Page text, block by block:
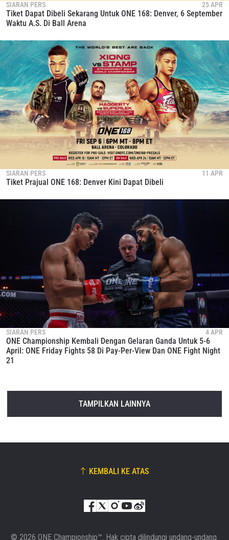
SIARAN PERS 25 APR
Tiket Dapat Dibeli Sekarang Untuk ONE 168: Denver, 6 September
Waktu A.S. Di Ball Arena
SIARAN PERS 11 APR
Tiket Prajual ONE 168: Denver Kini Dapat Dibeli
SIARAN PERS 4 APR
ONE Championship Kembali Dengan Gelaran Ganda Untuk 5-6
April: ONE Friday Fights 58 Di Pay-Per-View Dan ONE Fight Night
21
TAMPILKAN LAINNYA
KEMBALI KE ATAS
© 2026 ONE Championship™. Hak cipta dilindungi undang-undang.